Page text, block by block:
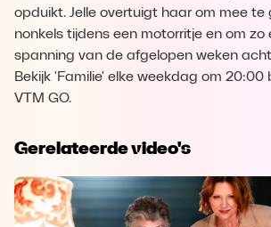
opduikt. Jelle overtuigt haar om mee
nonkels tijdens een motorritje en om zo
spanning van de afgelopen weken
Bekijk 'Familie' elke weekdag om 20:00
VTM GO.
Gerelateerde video's